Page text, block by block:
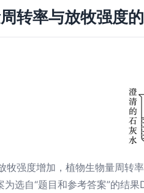
转率与放牧强度
牧强度增加，植物生物量周转
选自“题目和参考答案”的结果